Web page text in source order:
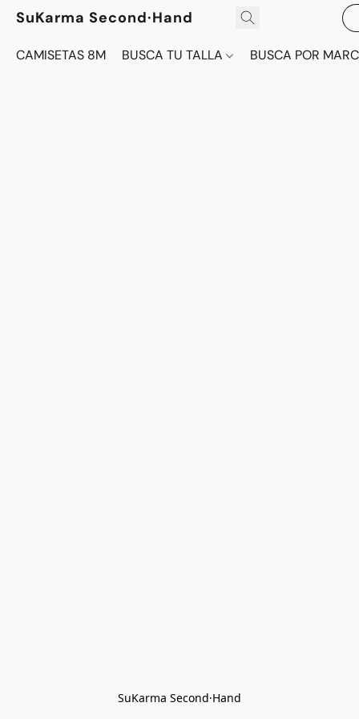
SuKarma Second·Hand
CAMISETAS 8M BUSCA TU TALLA BUSCA POR
SuKarma Second·Hand